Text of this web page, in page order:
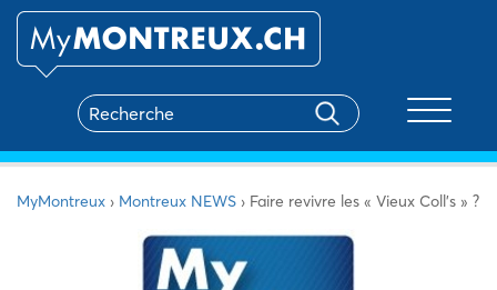
MyMontreux › Montreux NEWS › Faire revivre les « Vieux Coll’s » ?